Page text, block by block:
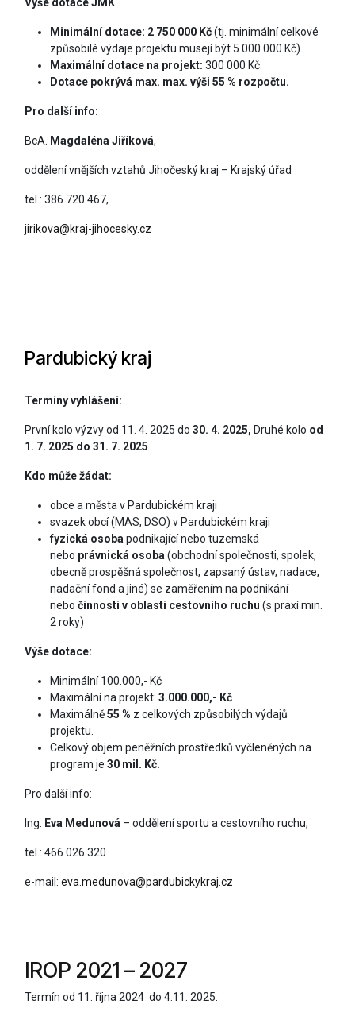
Minimální dotace: 2 750 000 Kč(tj. minimální celkové
způsobilé výdaje projektu musejí být 5 000 000 Kč)
Maximální dotace na projekt: 300 000 Kč.
Dotace pokrývá max. max. výši 55 % rozpočtu.
Pro další info:
BcA. Magdaléna Jiříková,
oddělení vnějších vztahů Jihočeský kraj – Krajský úřad
tel.: 386 720 467,
jirikova@kraj-jihocesky.cz
Pardubický kraj
Termíny vyhlášení:
První kolo výzvy od 11. 4. 2025 do 30. 4. 2025, Druhé kolo od
1. 7. 2025 do 31. 7. 2025
Kdo může žádat:
obce a města v Pardubickém kraji
svazek obcí (MAS, DSO) v Pardubickém kraji
fyzická osoba podnikající nebo tuzemská
nebo právnická osoba (obchodní společnosti, spolek,
obecně prospěšná společnost, zapsaný ústav, nadace,
nadační fond a jiné) se zaměřením na podnikání
nebo činnosti v oblasti cestovního ruchu (s praxí min.
2 roky)
Výše dotace:
Minimální 100.000,- Kč
Maximální na projekt: 3.000.000,- Kč
Maximálně55 % z celkových způsobilých výdajů
projektu.
Celkový objem peněžních prostředků vyčleněných na
program je 30 mil. Kč.
Pro další info:
Ing. Eva Medunová – oddělení sportu a cestovního ruchu,
tel.: 466 026 320
e-mail: eva.medunova@pardubickykraj.cz
IROP 2021 – 2027
Termín od 11. října 2024 do 4.11. 2025.